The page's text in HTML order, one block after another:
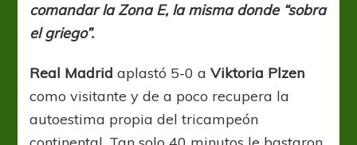
comandar la Zona E, la misma donde “sobra
el griego”.
Real Madrid aplastó 5-0 aViktoria Plzen
como visitante y de a poco recupera la
autoestima propia del tricampeón